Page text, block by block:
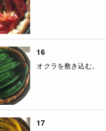
16
オクラを敷き込む。
17